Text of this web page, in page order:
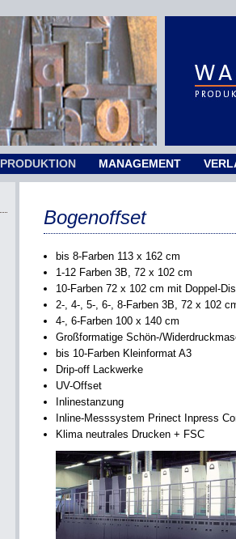
PRODUKTION MANAGEMENT
Bogenoffset
bis 8-Farben 113 x 162 cm
1-12 Farben 3B, 72 x 102 cm
10-Farben 72 x 102 cm mit Doppel-
2-, 4-, 5-, 6-, 8-Farben 3B, 72 x 102
4-, 6-Farben 100 x 140 cm
Großformatige Schön-/
bis 10-Farben Kleinformat A3
Drip-off Lackwerke
UV-Offset
Inlinestanzung
Inline-Messsystem Prinect Inpress
Klima neutrales Drucken + FSC